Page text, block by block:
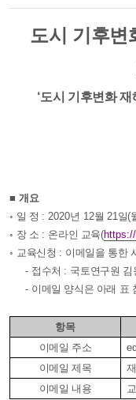
도시 기후변
‘도시 기후변화
■ 개요
◦ 일 정 : 2020년 12월 21일(
◦ 장 소 : 온라인 교육(
◦ 교육신청 : 이메일을 통한
- 접수처 : 국토연구원 김
- 이메일 양식은 아래 표
항목
이메일 주소
이메일 제목
이메일 내용